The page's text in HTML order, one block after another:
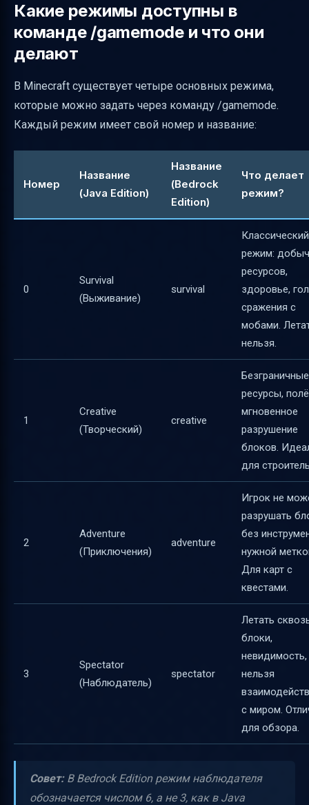
Как правильно писать команду /gamemode
Примеры команд для новичков
создании мира
Советы по обучению друзей
Таблица сравнения синтаксиса для Java и
Bedrock Edition
Что делать, если команда не распознаётся
Полезные ссылки
Какие режимы доступны в
команде /gamemode и что они
делают
В Minecraft существует четыре основных режима,
которые можно задать через команду /gamemode.
Каждый режим имеет свой номер и название:
Номер
Название
(Java Edition)
Название
(Bedrock
Edition)
Что делает
режим?
0
Survival
(Выживание)
survival
Классический
режим:
ресурсов,
здоровье,
сражения с
мобами.
нельзя.
1
Creative
(Творческий)
creative
Безграничные
ресурсы,
мгновенное
разрушение
блоков.
для
2
Adventure
(Приключения)
adventure
Игрок не
разрушать
без
нужной
Для карт с
квестами.
3
Spectator
(Наблюдатель)
spectator
Летать
блоки,
невидимость,
нельзя
с миром.
для обзора.
Совет:В Bedrock Edition режим наблюдателя
обозначается числом 6, а не 3, как в Java